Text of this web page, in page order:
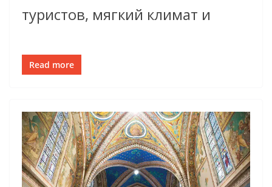
туристов, мягкий климат и
Read more